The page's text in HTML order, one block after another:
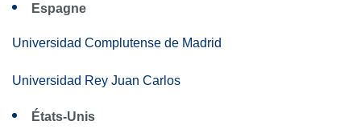
Espagne
Universidad Complutense de Madrid
Universidad Rey Juan Carlos
États-Unis